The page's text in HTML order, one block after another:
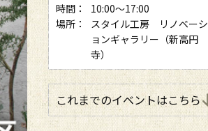
時間：
10:00～17:00
場所：
スタイル工房 リノベーシ
ョンギャラリー（新高円
寺）
これまでのイベントはこちら